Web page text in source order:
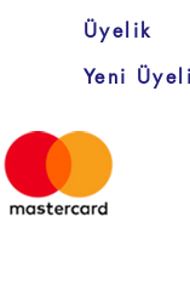
Üyelik
Yeni